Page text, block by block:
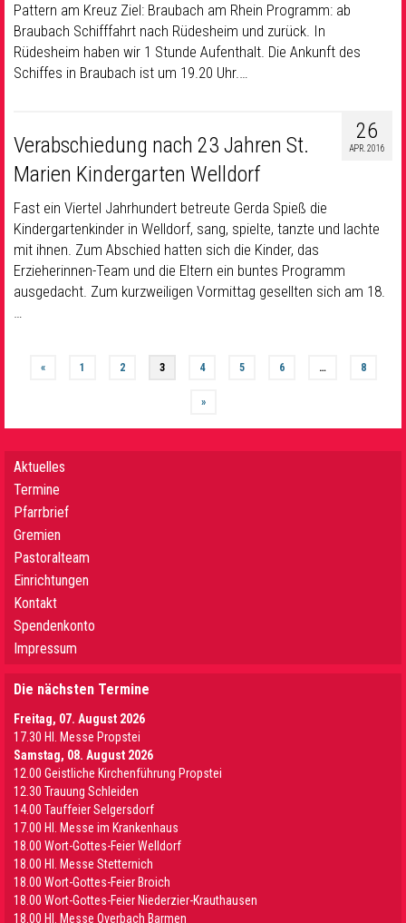
Pattern am Kreuz Ziel: Braubach am Rhein Programm: ab
Braubach Schifffahrt nach Rüdesheim und zurück. In
Rüdesheim haben wir 1 Stunde Aufenthalt. Die Ankunft des
Schiffes in Braubach ist um 19.20 Uhr.…
26
APR. 2016
Verabschiedung nach 23 Jahren St.
Marien Kindergarten Welldorf
Fast ein Viertel Jahrhundert betreute Gerda Spieß die
Kindergartenkinder in Welldorf, sang, spielte, tanzte und lachte
mit ihnen. Zum Abschied hatten sich die Kinder, das
Erzieherinnen-Team und die Eltern ein buntes Programm
ausgedacht. Zum kurzweiligen Vormittag gesellten sich am 18.
…
« 1 2 3 4 5 6 … 8
»
Aktuelles
Termine
Pfarrbrief
Gremien
Pastoralteam
Einrichtungen
Kontakt
Spendenkonto
Impressum
Die nächsten Termine
Freitag, 07. August 2026
17.30 Hl. Messe Propstei
Samstag, 08. August 2026
12.00 Geistliche Kirchenführung Propstei
12.30 Trauung Schleiden
14.00 Tauffeier Selgersdorf
17.00 Hl. Messe im Krankenhaus
18.00 Wort-Gottes-Feier Welldorf
18.00 Hl. Messe Stetternich
18.00 Wort-Gottes-Feier Broich
18.00 Wort-Gottes-Feier Niederzier-Krauthausen
18.00 Hl. Messe Overbach Barmen